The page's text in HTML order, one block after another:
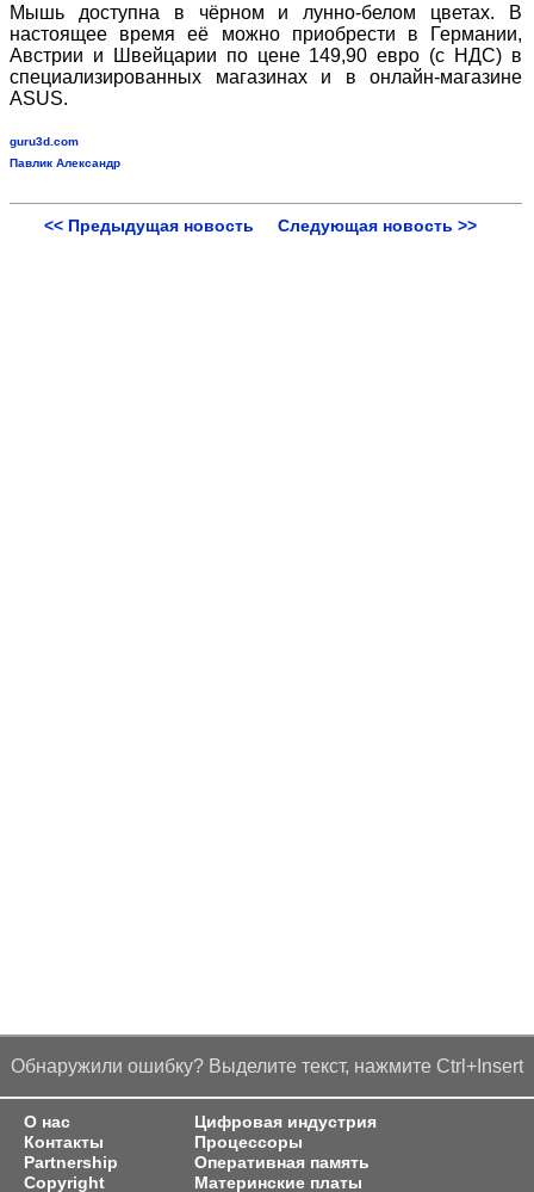
Мышь доступна в чёрном и лунно-белом цветах. В
настоящее время её можно приобрести в Германии,
Австрии и Швейцарии по цене 149,90 евро (с НДС) в
специализированных магазинах и в онлайн-магазине
ASUS.
guru3d.com
Павлик Александр
<< Предыдущая новость Следующая новость >>
Обнаружили ошибку? Выделите текст, нажмите Ctrl+Insert
О нас
Контакты
Partnership
Copyright
Цифровая индустрия
Процессоры
Оперативная память
Материнские платы